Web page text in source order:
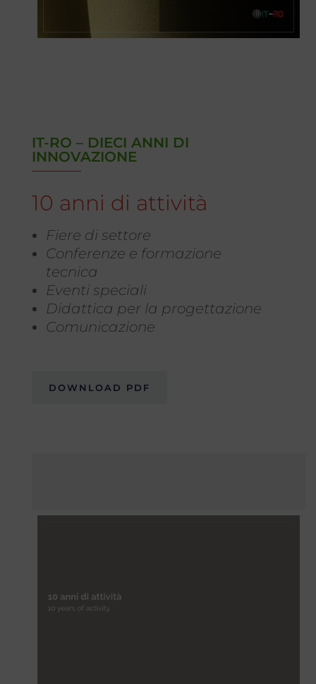
IT-RO – DIECI ANNI DI
INNOVAZIONE
10 anni di attività
Fiere di settore
Conferenze e formazione
tecnica
Eventi speciali
Didattica per la progettazione
Comunicazione
DOWNLOAD PDF